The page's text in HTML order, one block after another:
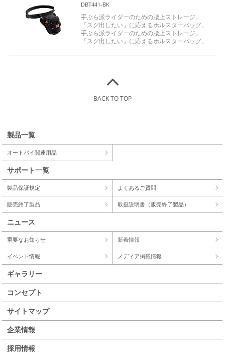
DBT441-BK
手ぶら派ライダーのための腰上ストレージ。
「スグ出したい」に応えるホルスターバッグ。
手ぶら派ライダーのための腰上ストレージ。
「スグ出したい」に応えるホルスターバッグ。
BACK TO TOP
製品一覧
オートバイ関連用品
サポート一覧
製品保証規定 よくあるご質問
販売終了製品 取扱説明書（販売終了製品）
ニュース
重要なお知らせ 新着情報
イベント情報 メディア掲載情報
ギャラリー
コンセプト
サイトマップ
企業情報
採用情報